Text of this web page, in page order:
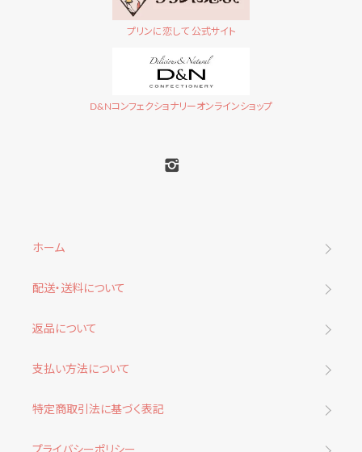
プリンに恋して 公式サイト
D&Nコンフェクショナリーオンラインショップ
ホーム
配送・送料について
返品について
支払い方法について
特定商取引法に基づく表記